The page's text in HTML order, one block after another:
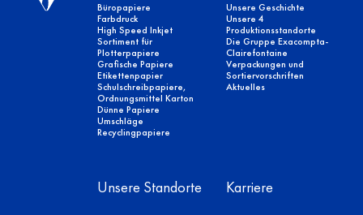
Büropapiere
Farbdruck
High Speed Inkjet
Sortiment für
Plotterpapiere
Grafische Papiere
Etikettenpapier
Schulschreibpapiere,
Ordnungsmittel Karton
Dünne Papiere
Umschläge
Recyclingpapiere
Unsere Geschichte
Unsere 4
Produktionsstandorte
Die Gruppe Exacompta-
Clairefontaine
Verpackungen und
Sortiervorschriften
Aktuelles
Unsere Standorte Karriere